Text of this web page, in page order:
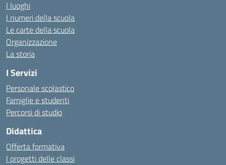
I luoghi
I numeri della scuola
Le carte della scuola
Organizzazione
La storia
I Servizi
Personale scolastico
Famiglie e studenti
Percorsi di studio
Didattica
Offerta formativa
I progetti delle classi